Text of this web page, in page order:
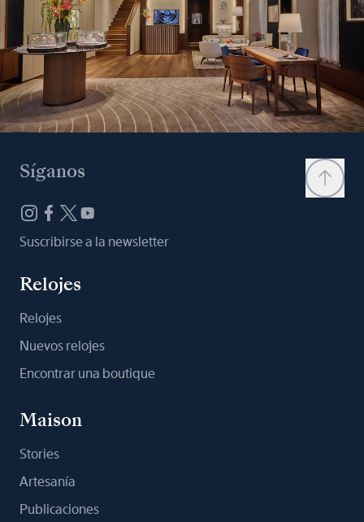
Síganos
Suscribirse a la newsletter
Relojes
Relojes
Nuevos relojes
Encontrar una boutique
Maison
Stories
Artesanía
Publicaciones